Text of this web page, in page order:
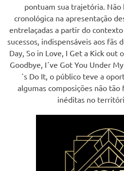
pontuam sua trajetória. Não
cronológica na apresentação
entrelaçadas a partir do
sucessos, indispensáveis aos fãs
Day, So in Love, I Get a Kick out
Goodbye, I´ve Got You Under
´s Do It, o público teve a
algumas composições não
inéditas no